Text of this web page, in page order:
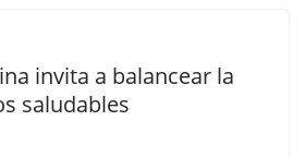
invita a balancear la
saludables